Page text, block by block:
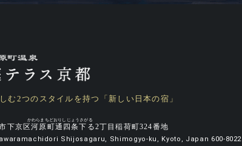
む 2つのスタイルを持つ 「新しい日本の宿」
下京区河原町通四条下る2丁目稲荷町324番地
Shijosagaru, Shimogyo-ku, Kyoto, Japan 600-8022